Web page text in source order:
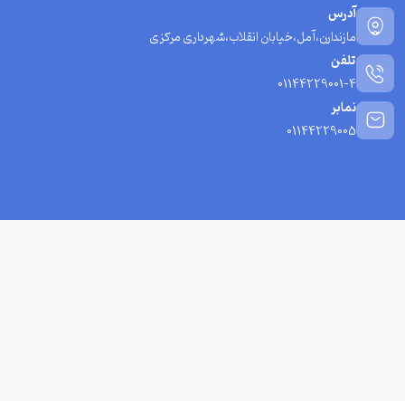
آدرس
مازندارن،آمل،خیابان انقلاب،شهرداری مرکزی
تلفن
01144229001-4
نمابر
01144229005